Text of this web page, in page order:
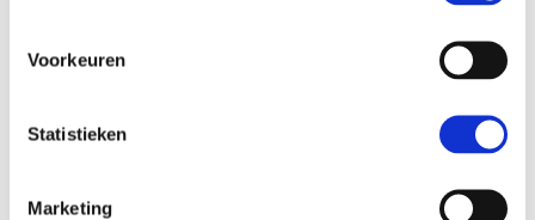
Voorkeuren
Statistieken
Marketing